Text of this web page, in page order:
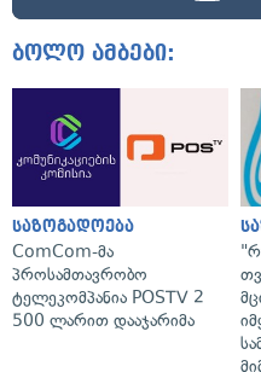
ბოლო ამბები:
საზოგადოება
ComCom-მა
პროსამთავრობო
ტელეკომპანია POSTV 2
500 ლარით დააჯარიმა